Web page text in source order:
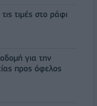
τιμές στο ράφι
για την
προς όφελος